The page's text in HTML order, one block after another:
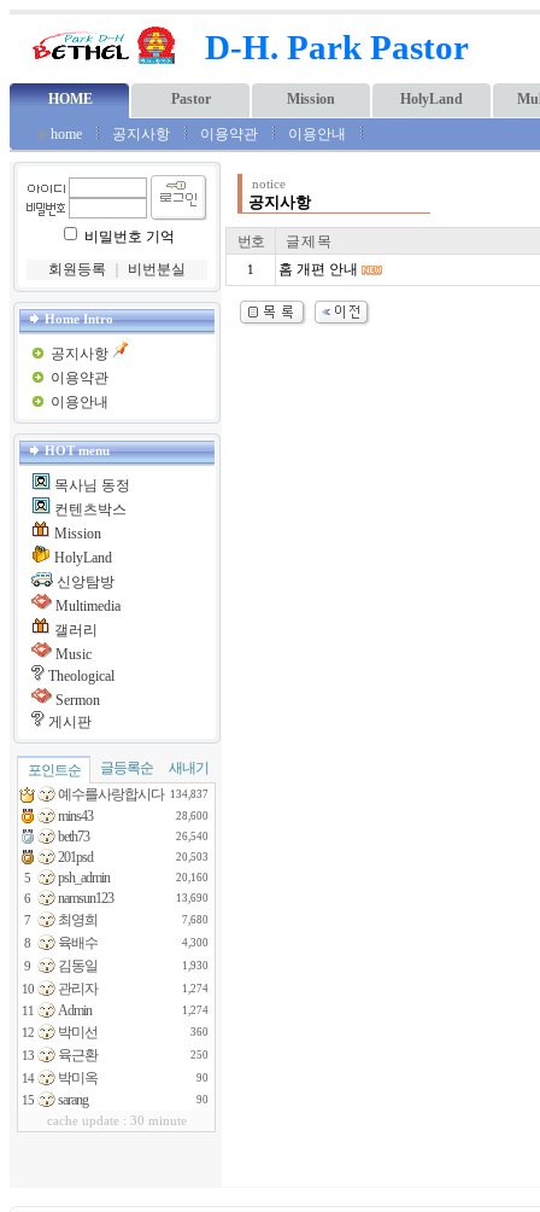
D-H. Park Pastor
HOME Pastor Mission HolyLand
◈ home 공지사항 이용약관 이용안내
비밀번호 기억
회원등록
비번분실
Home Intro
공지사항
이용약관
이용안내
HOT menu
목사님 동정
컨텐츠박스
Mission
HolyLand
신앙탐방
Multimedia
갤러리
Music
Theological
Sermon
게시판
포인트순 글등록순
새내기
예수를사랑합시다 134,837
mins43 28,600
beth73 26,540
201psd 20,503
5 psh_admin 20,160
6 namsun123 13,690
7 최영희 7,680
8 육배수 4,300
9 김동일 1,930
10 관리자 1,274
11 Admin 1,274
12 박미선 360
13 육근환 250
14 박미옥 90
15 sarang 90
cache update : 30 minute
notice
공지사항
번호 글 제 목
1 홈 개편 안내